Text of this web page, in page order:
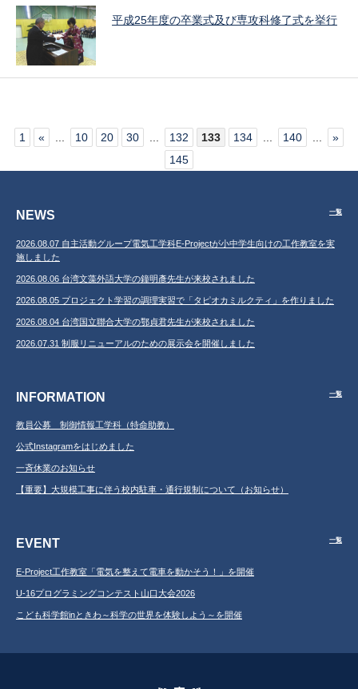
平成25年度の卒業式及び専攻科修了式を挙行
1 « 10 20 30 132 133 134 140
»
145
NEWS 一覧
2026.08.07 自主活動グループ電気工学科E-Projectが小中学生向けの工作教室を実
施しました
2026.08.06 台湾文藻外語大学の鐘明彥先生が来校されました
2026.08.05 プロジェクト学習の調理実習で「タピオカミルクティ」を作りました
2026.08.04 台湾国立聯合大学の鄂貞君先生が来校されました
2026.07.31 制服リニューアルのための展示会を開催しました
INFORMATION 一覧
教員公募 制御情報工学科（特命助教）
公式Instagramをはじめました
一斉休業のお知らせ
【重要】大規模工事に伴う校内駐車・通行規制について（お知らせ）
EVENT 一覧
E-Project工作教室「電気を整えて電車を動かそう！」を開催
U-16プログラミングコンテスト山口大会2026
こども科学館inときわ～科学の世界を体験しよう～を開催